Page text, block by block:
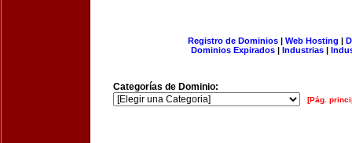
Registro de Dominios| Web Hosting |
Dominios Expirados | Industrias |
Categorías de Dominio:
[Pág.